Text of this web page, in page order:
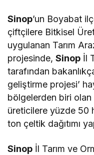
Sinop’un Boyabat
çiftçilere Bitkisel
uygulanan Tarım
projesinde,Sinop İl
tarafından
geliştirme projesi’
bölgelerden biri olan
üreticilere yüzde 50
ton çeltik dağıtımı
Sinop İl Tarım ve